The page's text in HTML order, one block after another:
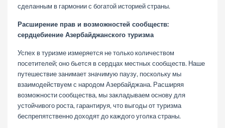
сделанным в гармонии с богатой историей страны.
Расширение прав и возможностей сообществ:
сердцебиение Азербайджанского туризма
Успех в туризме измеряется не только количеством
посетителей; оно бьется в сердцах местных сообществ. Наше
путешествие занимает значимую паузу, поскольку мы
взаимодействуем с народом Азербайджана. Расширяя
возможности сообщества, мы закладываем основу для
устойчивого роста, гарантируя, что выгоды от туризма
беспрепятственно доходят до каждого уголка страны.